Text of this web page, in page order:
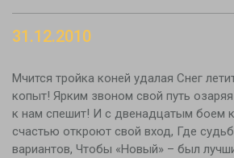
31.12.2010
Мчится тройка коней удалая Снег
копыт! Ярким звоном свой путь
к нам спешит! И с двенадцатым боем
счастью откроют свой вход, Где
вариантов, Чтобы «Новый» – был